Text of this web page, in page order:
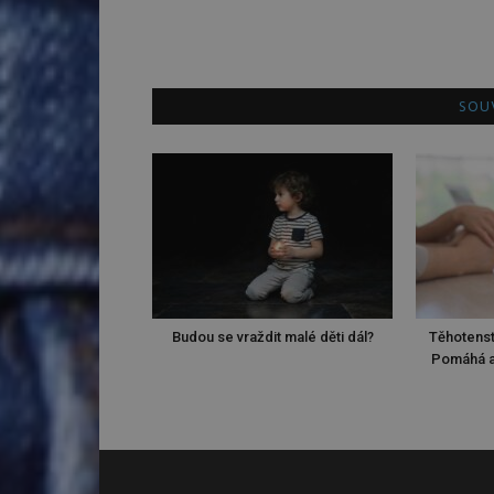
Budou se vraždit malé děti dál?
Pomáhá